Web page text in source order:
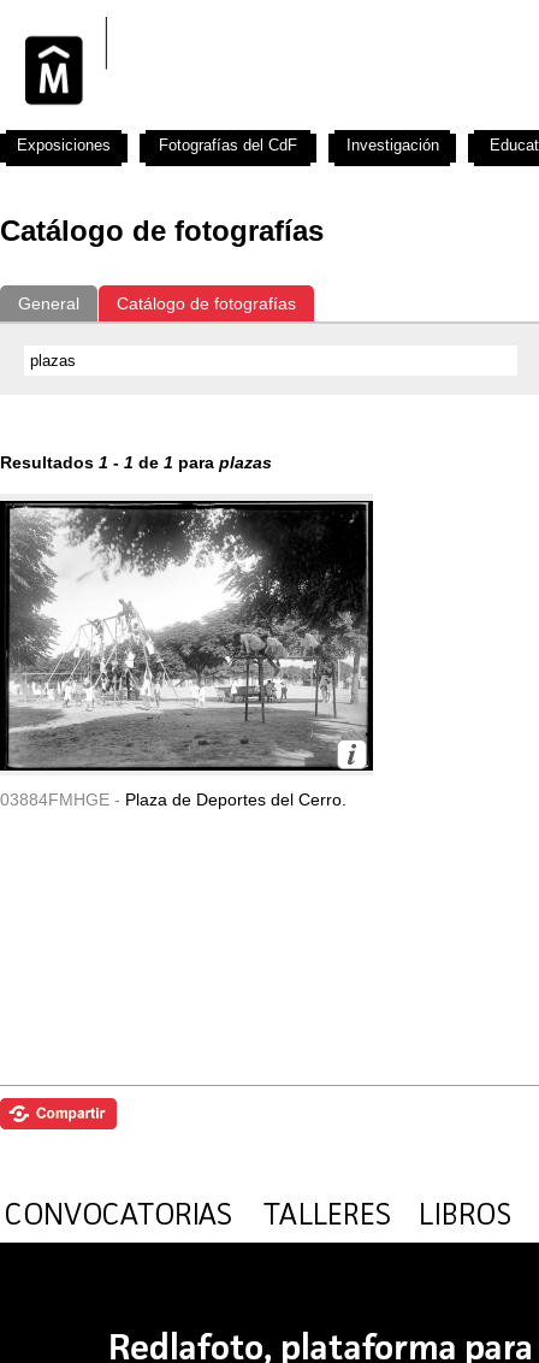
Catálogo de fotografías
General Catálogo de fotografías
Resultados 1 - 1 de 1 para plazas
03884FMHGE - Plaza de Deportes del Cerro.
Exposiciones Fotografías del CdF Investigación